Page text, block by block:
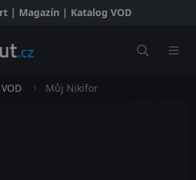
| Magazín | Katalog VOD
Můj Nikifor